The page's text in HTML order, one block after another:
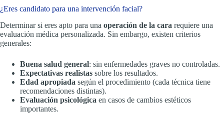
¿Eres candidato para una intervención facial?
Determinar si eres apto para una operación de la cara requiere una
evaluación médica personalizada. Sin embargo, existen criterios
generales:
Buena salud general: sin enfermedades graves no controladas.
Expectativas realistas sobre los resultados.
Edad apropiada según el procedimiento (cada técnica tiene
recomendaciones distintas).
Evaluación psicológica en casos de cambios estéticos
importantes.